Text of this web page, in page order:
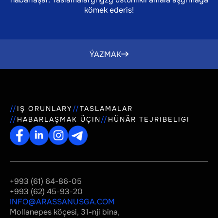
kömek ederis!
ÝAZMAK
IŞ ORUNLARY
TASLAMALAR
HABARLAŞMAK ÜÇIN
HÜNÄR TEJRIBELIGI
Mollanepes köçesi, 31-nji bina,
+993 (61) 64-86-05
+993 (62) 45-93-20
INFO@ARASSANUSGA.COM